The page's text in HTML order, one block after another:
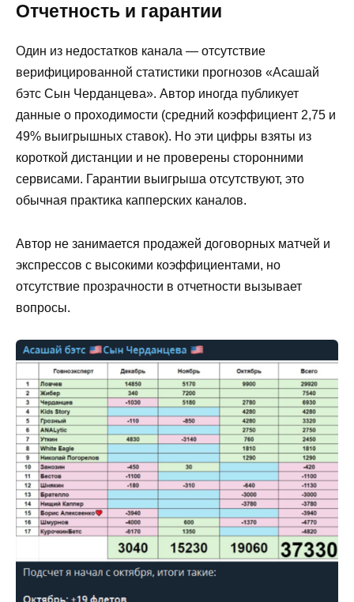
Отчетность и гарантии
Один из недостатков канала — отсутствие
верифицированной статистики прогнозов «Асашай
бэтс Сын Черданцева». Автор иногда публикует
данные о проходимости (средний коэффициент 2,75 и
49% выигрышных ставок). Но эти цифры взяты из
короткой дистанции и не проверены сторонними
сервисами. Гарантии выигрыша отсутствуют, это
обычная практика капперских каналов.
Автор не занимается продажей договорных матчей и
экспрессов с высокими коэффициентами, но
отсутствие прозрачности в отчетности вызывает
вопросы.